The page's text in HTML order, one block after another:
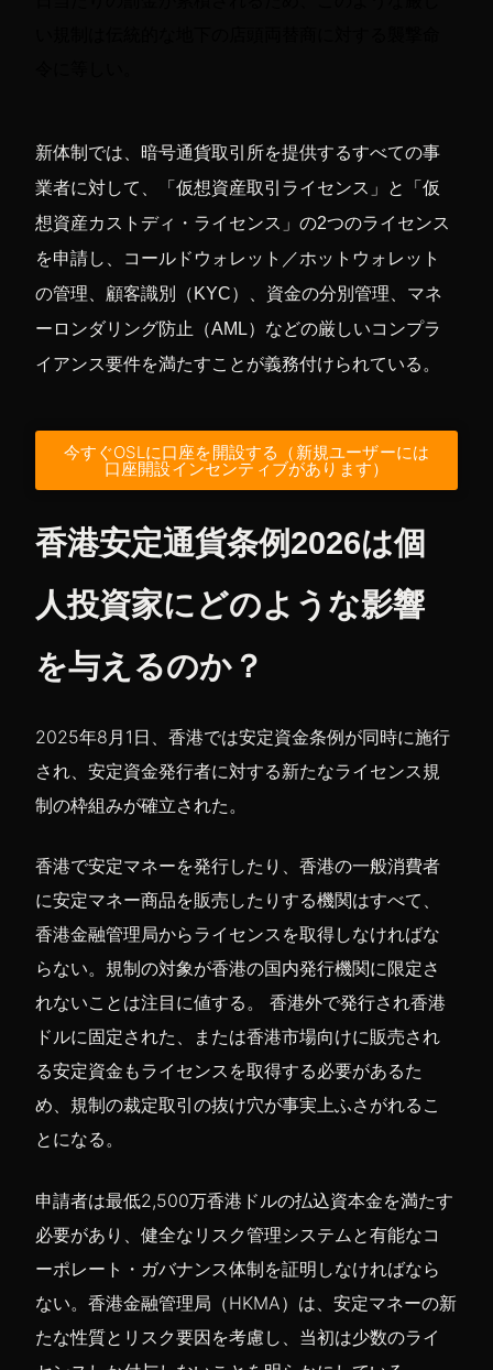
新体制では、暗号通貨取引所を提供するすべての事
業者に対して、「仮想資産取引ライセンス」と「仮
想資産カストディ・ライセンス」の2つのライセンス
を申請し、コールドウォレット／ホットウォレット
の管理、顧客識別（KYC）、資金の分別管理、マネ
ーロンダリング防止（AML）などの厳しいコンプラ
イアンス要件を満たすことが義務付けられている。
今すぐOSLに口座を開設する（新規ユーザーには
口座開設インセンティブがあります）
香港安定通貨条例2026は個
人投資家にどのような影響
を与えるのか？
2025年8月1日、香港では安定資金条例が同時に施行
され、安定資金発行者に対する新たなライセンス規
制の枠組みが確立された。
香港で安定マネーを発行したり、香港の一般消費者
に安定マネー商品を販売したりする機関はすべて、
香港金融管理局からライセンスを取得しなければな
らない。規制の対象が香港の国内発行機関に限定さ
れないことは注目に値する。 香港外で発行され香港
ドルに固定された、または香港市場向けに販売され
る安定資金もライセンスを取得する必要があるた
め、規制の裁定取引の抜け穴が事実上ふさがれるこ
とになる。
申請者は最低2,500万香港ドルの払込資本金を満たす
必要があり、健全なリスク管理システムと有能なコ
ーポレート・ガバナンス体制を証明しなければなら
ない。香港金融管理局（HKMA）は、安定マネーの新
たな性質とリスク要因を考慮し、当初は少数のライ